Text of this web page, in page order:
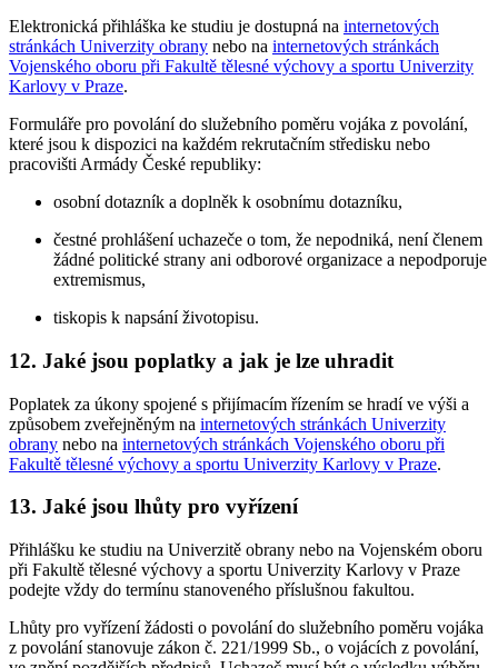
Elektronická přihláška ke studiu je dostupná na internetových
stránkách Univerzity obrany nebo na internetových stránkách
Vojenského oboru při Fakultě tělesné výchovy a sportu Univerzity
Karlovy v Praze.
Formuláře pro povolání do služebního poměru vojáka z povolání,
které jsou k dispozici na každém rekrutačním středisku nebo
pracovišti Armády České republiky:
osobní dotazník a doplněk k osobnímu dotazníku,
čestné prohlášení uchazeče o tom, že nepodniká, není členem
žádné politické strany ani odborové organizace a nepodporuje
extremismus,
tiskopis k napsání životopisu.
12. Jaké jsou poplatky a jak je lze uhradit
Poplatek za úkony spojené s přijímacím řízením se hradí ve výši a
způsobem zveřejněným na internetových stránkách Univerzity
obrany nebo na internetových stránkách Vojenského oboru při
Fakultě tělesné výchovy a sportu Univerzity Karlovy v Praze.
13. Jaké jsou lhůty pro vyřízení
Přihlášku ke studiu na Univerzitě obrany nebo na Vojenském oboru
při Fakultě tělesné výchovy a sportu Univerzity Karlovy v Praze
podejte vždy do termínu stanoveného příslušnou fakultou.
Lhůty pro vyřízení žádosti o povolání do služebního poměru vojáka
z povolání stanovuje zákon č. 221/1999 Sb., o vojácích z povolání,